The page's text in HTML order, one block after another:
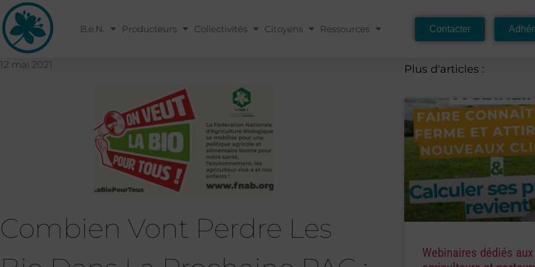
B.e.N. Producteurs Collectivités Citoyens Ressources Contacter
12 mai 2021
Combien Vont Perdre Les
Plus d'articles :
Webinaires dédiés aux